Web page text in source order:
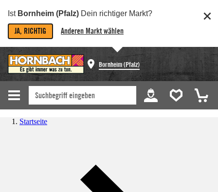
Ist Bornheim (Pfalz) Dein richtiger Markt?
JA, RICHTIG Anderen Markt wählen
Bornheim (Pfalz)
Startseite